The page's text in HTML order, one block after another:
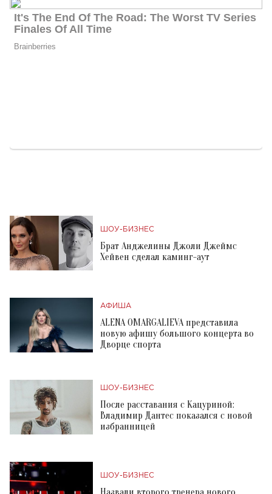
ШОУ-БИЗНЕС
Брат Анджелины Джоли Джеймс
Хейвен сделал каминг-аут
АФИША
ALENA OMARGALIEVA представила
новую афишу большого концерта во
Дворце спорта
ШОУ-БИЗНЕС
После расставания с Кацуриной:
Владимир Дантес показался с новой
избранницей
ШОУ-БИЗНЕС